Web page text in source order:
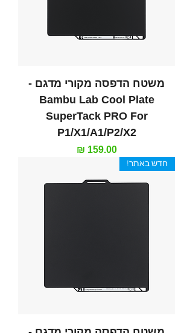
משטח הדפסה מקורי מדגם -
Bambu Lab Cool Plate
SuperTack PRO For
P1/X1/A1/P2/X2
מחיר‏159.00 ‏₪
חדש באתר!